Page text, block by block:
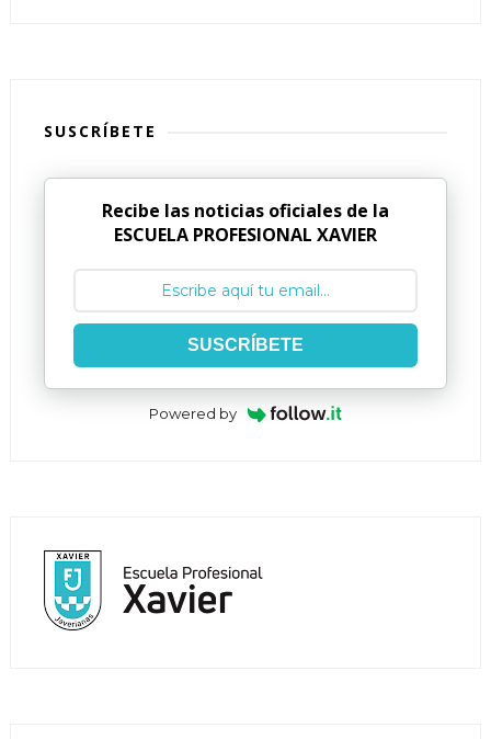
SUSCRÍBETE
Recibe las noticias oficiales de la
ESCUELA PROFESIONAL XAVIER
SUSCRÍBETE
Powered by